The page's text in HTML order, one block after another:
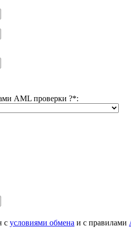
AML проверки ?*:
с условиями обмена и с правилами